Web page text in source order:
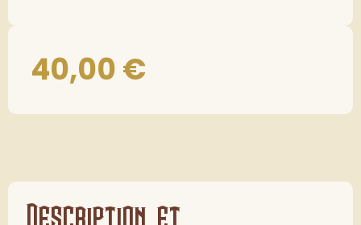
40,00€